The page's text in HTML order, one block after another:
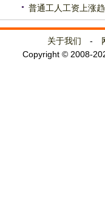
普通工人工资上涨
关于我们 -
Copyright © 2008-